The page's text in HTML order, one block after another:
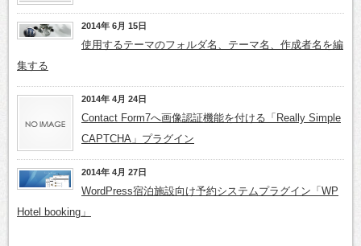
2014年 6月 15日
使用するテーマのフォルダ名、テーマ名、作成者名を編
集する
2014年 4月 24日
Contact Form7へ画像認証機能を付ける「Really Simple
CAPTCHA」プラグイン
2014年 4月 27日
WordPress宿泊施設向け予約システムプラグイン「WP
Hotel booking」